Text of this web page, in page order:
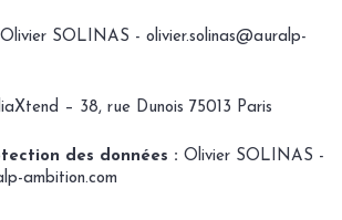
Olivier SOLINAS - olivier.solinas@auralp-
– 38, rue Dunois 75013 Paris
des données : Olivier SOLINAS -
ambition.com